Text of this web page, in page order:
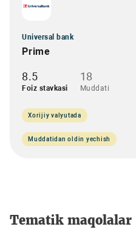
Universal bank
Prime
8.5
Foiz stavkasi
18
Muddati
Xorijiy valyutada
Muddatidan oldin yechish
Tematik maqolalar